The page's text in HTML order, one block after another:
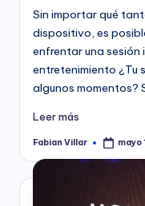
Sin importar qué
dispositivo, es
enfrentar una
entretenimiento ¿Tu
algunos momentos?
Leer más
Publicado
Fabian Villar mayo